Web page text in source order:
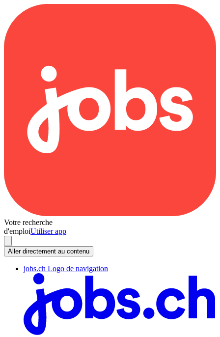
Votre recherche
d'emploiUtiliser app
Aller directement au contenu
jobs.ch Logo de navigation